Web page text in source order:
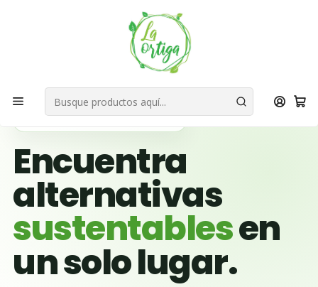
Bienvenid@s a quienes quieren un planeta más verde...
Nuestra Misión
Ubicación Emprendedores Región Metropolitana
Paine
🌱 BUSCADOR VERDE DE CHILE
Encuentra
alternativas
sustentablesen
un solo lugar.